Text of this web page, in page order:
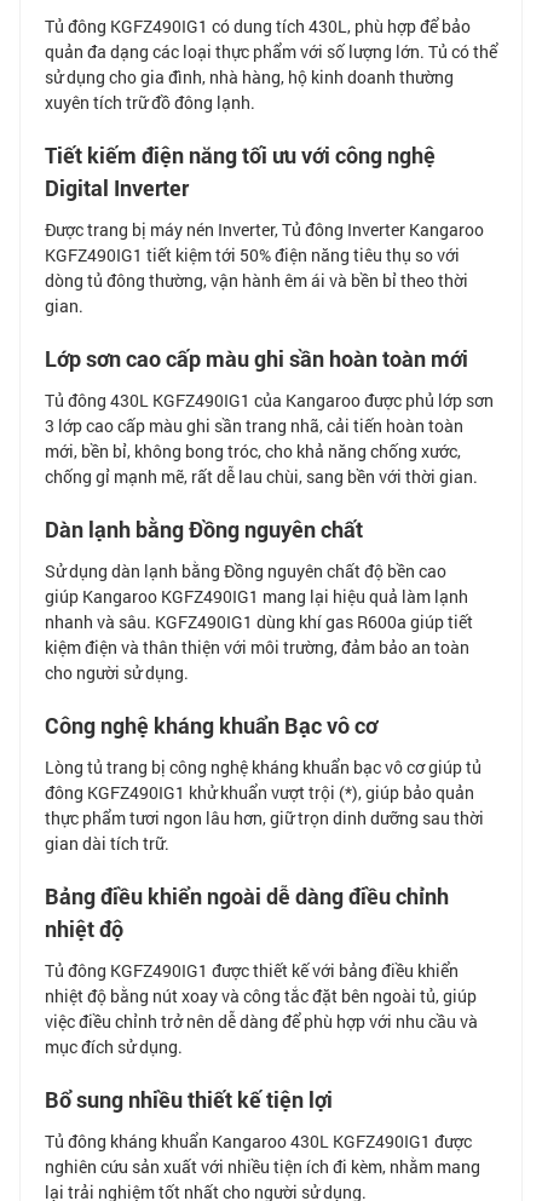
Tủ đông KGFZ490IG1 có dung tích 430L, phù hợp để bảo
quản đa dạng các loại thực phẩm với số lượng lớn. Tủ có thể
sử dụng cho gia đình, nhà hàng, hộ kinh doanh thường
xuyên tích trữ đồ đông lạnh.
Tiết kiếm điện năng tối ưu với công nghệ
Digital Inverter
Được trang bị máy nén Inverter, Tủ đông Inverter Kangaroo
KGFZ490IG1 tiết kiệm tới 50% điện năng tiêu thụ so với
dòng tủ đông thường, vận hành êm ái và bền bỉ theo thời
gian.
Lớp sơn cao cấp màu ghi sần hoàn toàn mới
Tủ đông 430L KGFZ490IG1 của Kangaroo được phủ lớp sơn
3 lớp cao cấp màu ghi sần trang nhã, cải tiến hoàn toàn
mới, bền bỉ, không bong tróc, cho khả năng chống xước,
chống gỉ mạnh mẽ, rất dễ lau chùi, sang bền với thời gian.
Dàn lạnh bằng Đồng nguyên chất
Sử dụng dàn lạnh bằng Đồng nguyên chất độ bền cao
giúp Kangaroo KGFZ490IG1 mang lại hiệu quả làm lạnh
nhanh và sâu. KGFZ490IG1 dùng khí gas R600a giúp tiết
kiệm điện và thân thiện với môi trường, đảm bảo an toàn
cho người sử dụng.
Công nghệ kháng khuẩn Bạc vô cơ
Lòng tủ trang bị công nghệ kháng khuẩn bạc vô cơ giúp tủ
đông KGFZ490IG1 khử khuẩn vượt trội (*), giúp bảo quản
thực phẩm tươi ngon lâu hơn, giữ trọn dinh dưỡng sau thời
gian dài tích trữ.
Bảng điều khiển ngoài dễ dàng điều chỉnh
nhiệt độ
Tủ đông KGFZ490IG1 được thiết kế với bảng điều khiển
nhiệt độ bằng nút xoay và công tắc đặt bên ngoài tủ, giúp
việc điều chỉnh trở nên dễ dàng để phù hợp với nhu cầu và
mục đích sử dụng.
Bổ sung nhiều thiết kế tiện lợi
Tủ đông kháng khuẩn Kangaroo 430L KGFZ490IG1 được
nghiên cứu sản xuất với nhiều tiện ích đi kèm, nhằm mang
lại trải nghiệm tốt nhất cho người sử dụng.